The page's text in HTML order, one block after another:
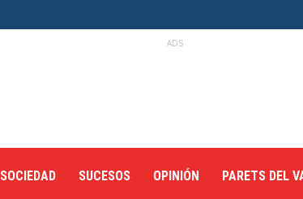
ADS
SOCIEDAD SUCESOS OPINIÓN PARETS DEL